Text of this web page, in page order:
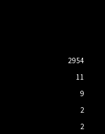
2954
11
9
2
2